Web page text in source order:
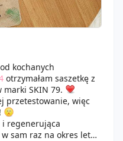
kochanych
otrzymałam saszetkę z
marki SKIN 79.
przetestowanie, więc
i regenerująca
sam raz na okres letni.